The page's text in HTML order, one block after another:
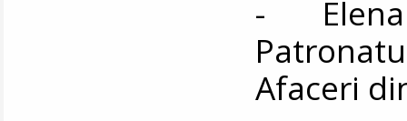
- Elena
Afaceri